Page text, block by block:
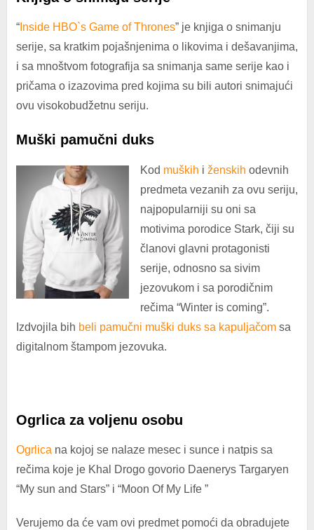
“Inside HBO`s Game of Thrones” je knjiga o snimanju
serije, sa kratkim pojašnjenima o likovima i dešavanjima,
i sa mnoštvom fotografija sa snimanja same serije kao i
pričama o izazovima pred kojima su bili autori snimajući
ovu visokobudžetnu seriju.
Muški pamučni duks
Kod muških i ženskih odevnih
predmeta vezanih za ovu seriju,
najpopularniji su oni sa
motivima porodice Stark, čiji su
članovi glavni protagonisti
serije, odnosno sa sivim
jezovukom i sa porodičnim
rečima “Winter is coming”.
Izdvojila bih beli pamučni muški duks sa kapuljačomsa
digitalnom štampom jezovuka.
Ogrlica za voljenu osobu
Ogrlica na kojoj se nalaze mesec i sunce i natpis sa
rečima koje je Khal Drogo govorio Daenerys Targaryen
“My sun and Stars” i “Moon Of My Life ”
Verujemo da će vam ovi predmet pomoći da obradujete